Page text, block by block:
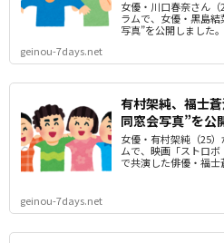
女優・川口春奈さん
ラムで、女優・黒島
写真”を公開しました
geinou-7days.net
有村架純、福士
同窓会写真”を公
女優・有村架純（25
ムで、映画「ストロボ
で共演した俳優・福士
geinou-7days.net